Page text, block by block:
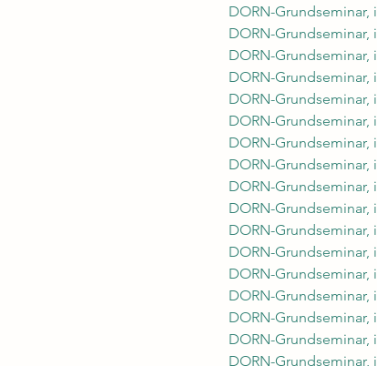
DORN-Grundseminar,
DORN-Grundseminar,
DORN-Grundseminar,
DORN-Grundseminar,
DORN-Grundseminar,
DORN-Grundseminar,
DORN-Grundseminar,
DORN-Grundseminar,
DORN-Grundseminar,
DORN-Grundseminar,
DORN-Grundseminar,
DORN-Grundseminar,
DORN-Grundseminar,
DORN-Grundseminar,
DORN-Grundseminar,
DORN-Grundseminar,
DORN-